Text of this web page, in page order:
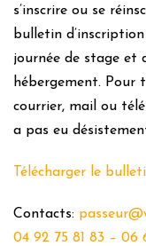
s’inscrire ou se
bulletin
journée de stage et
hébergement. Pour
courrier, mail ou
a pas eu
Télécharger le
Contacts:
04 92 75 81 83 – 06